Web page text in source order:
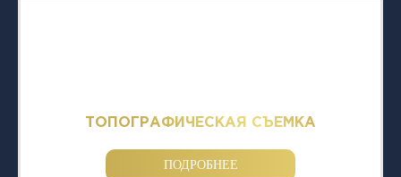
ТОПОГРАФИЧЕСКАЯ СЪЕМКА
ПОДРОБНЕЕ